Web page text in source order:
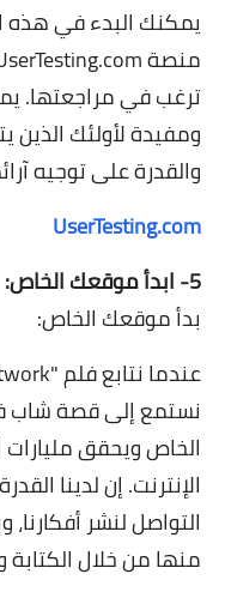
يمكنك البدء في هذه
ترغب في مراجعتها.
ومفيدة لأولئك الذين
والقدرة على توجيه
UserTesting.com
5- ابدأ موقعك الخاص:
بدأ موقعك الخاص:
نستمع إلى قصة شاب
الخاص ويحقق
الإنترنت. إن لدينا
التواصل لنشر
منها من خلال الكتابة